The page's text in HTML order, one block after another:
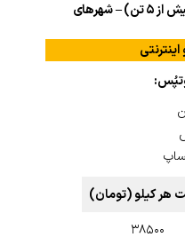
قیمت ارزن ، گندم و دان پرندگان (بیش از ۵ تن) – شهرهای
هر کیلو (تومان)
۳۸۵۰۰